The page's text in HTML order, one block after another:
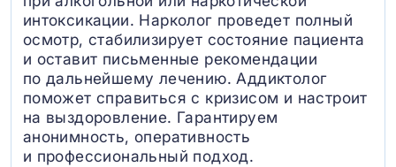
интоксикации. Нарколог проведет полный
осмотр, стабилизирует состояние пациента
и оставит письменные рекомендации
по дальнейшему лечению. Аддиктолог
поможет справиться с кризисом и настроит
на выздоровление. Гарантируем
анонимность, оперативность
и профессиональный подход.